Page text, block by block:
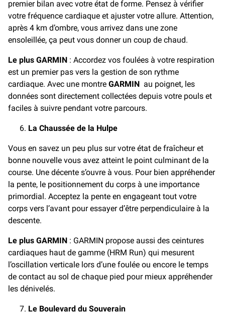
premier bilan avec votre état de forme. Pensez à vérifier
votre fréquence cardiaque et ajuster votre allure. Attention,
après 4 km d’ombre, vous arrivez dans une zone
ensoleillée, ça peut vous donner un coup de chaud.
Le plus GARMIN : Accordez vos foulées à votre respiration
est un premier pas vers la gestion de son rythme
cardiaque. Avec une montre GARMIN au poignet, les
données sont directement collectées depuis votre pouls et
faciles à suivre pendant votre parcours.
La Chaussée de la Hulpe
Vous en savez un peu plus sur votre état de fraîcheur et
bonne nouvelle vous avez atteint le point culminant de la
course. Une décente s’ouvre à vous. Pour bien appréhender
la pente, le positionnement du corps à une importance
primordial. Acceptez la pente en engageant tout votre
corps vers l’avant pour essayer d’être perpendiculaire à la
descente.
Le plus GARMIN : GARMIN propose aussi des ceintures
cardiaques haut de gamme (HRM Run) qui mesurent
l’oscillation verticale lors d’une foulée ou encore le temps
de contact au sol de chaque pied pour mieux appréhender
les dénivelés.
Le Boulevard du Souverain